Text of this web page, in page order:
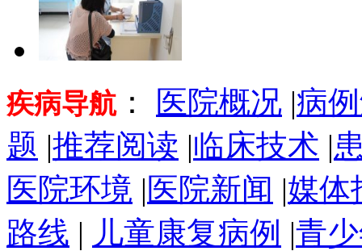
疾病导航： 医院概况 |病
题 |推荐阅读 |临床技术 |
医院环境 |医院新闻 |媒体
路线 | 儿童康复病例 |青